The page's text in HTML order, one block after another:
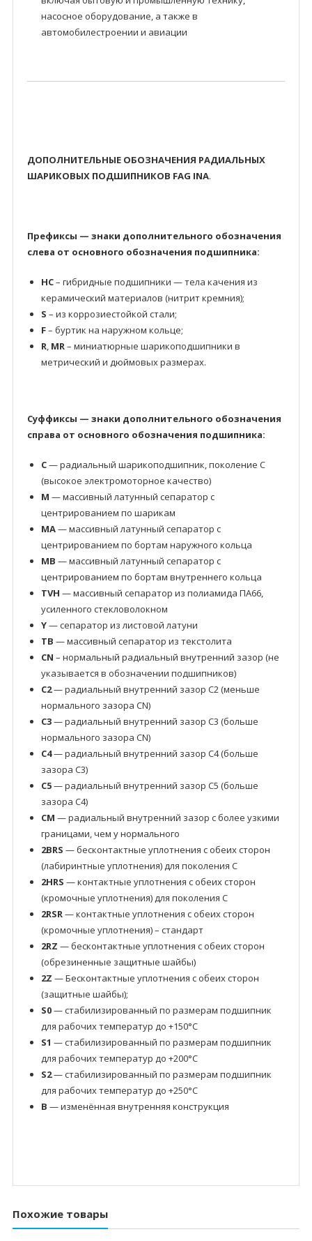
насосное оборудование, а также в
автомобилестроении и авиации
ДОПОЛНИТЕЛЬНЫЕ ОБОЗНАЧЕНИЯ РАДИАЛЬНЫХ
ШАРИКОВЫХ ПОДШИПНИКОВ FAG INA.
Префиксы — знаки дополнительного обозначения
слева от основного обозначения подшипника:
HC– гибридные подшипники — тела качения из
керамический материалов (нитрит кремния);
S – из коррозиестойкой стали;
F– буртик на наружном кольце;
R, MR– миниатюрные шарикоподшипники в
метрический и дюймовых размерах.
Суффиксы — знаки дополнительного обозначения
справа от основного обозначения подшипника:
C— радиальный шарикоподшипник, поколение C
(высокое электромоторное качество)
M — массивный латунный сепаратор с
центрированием по шарикам
MA— массивный латунный сепаратор с
центрированием по бортам наружного кольца
MB — массивный латунный сепаратор с
центрированием по бортам внутреннего кольца
TVH — массивный сепаратор из полиамида ПА66,
усиленного стекловолокном
Y— сепаратор из листовой латуни
TB — массивный сепаратор из текстолита
CN – нормальный радиальный внутренний зазор (не
указывается в обозначении подшипников)
C2— радиальный внутренний зазор C2 (меньше
нормального зазора CN)
C3— радиальный внутренний зазор C3 (больше
нормального зазора CN)
C4— радиальный внутренний зазор C4 (больше
зазора C3)
C5— радиальный внутренний зазор C5 (больше
зазора C4)
CM — радиальный внутренний зазор с более узкими
границами, чем у нормального
2BRS — бесконтактные уплотнения с обеих сторон
(лабиринтные уплотнения) для поколения C
2HRS — контактные уплотнения с обеих сторон
(кромочные уплотнения) для поколения C
2RSR— контактные уплотнения с обеих сторон
(кромочные уплотнения) – стандарт
2RZ — бесконтактные уплотнения с обеих сторон
(обрезиненные защитные шайбы)
2Z — Бесконтактные уплотнения с обеих сторон
(защитные шайбы);
S0— стабилизированный по размерам подшипник
для рабочих температур до +150°C
S1 — стабилизированный по размерам подшипник
для рабочих температур до +200°C
S2— стабилизированный по размерам подшипник
для рабочих температур до +250°C
B — изменённая внутренняя конструкция
Похожие товары